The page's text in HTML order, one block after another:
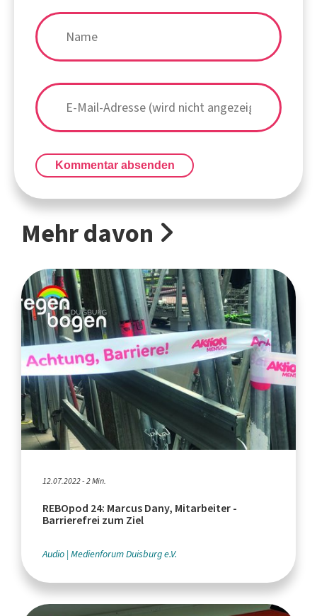
Kommentar absenden
Mehr davon
12.07.2022 - 2 Min.
REBOpod 24: Marcus Dany, Mitarbeiter -
Barrierefrei zum Ziel
Audio Medienforum Duisburg e.V.